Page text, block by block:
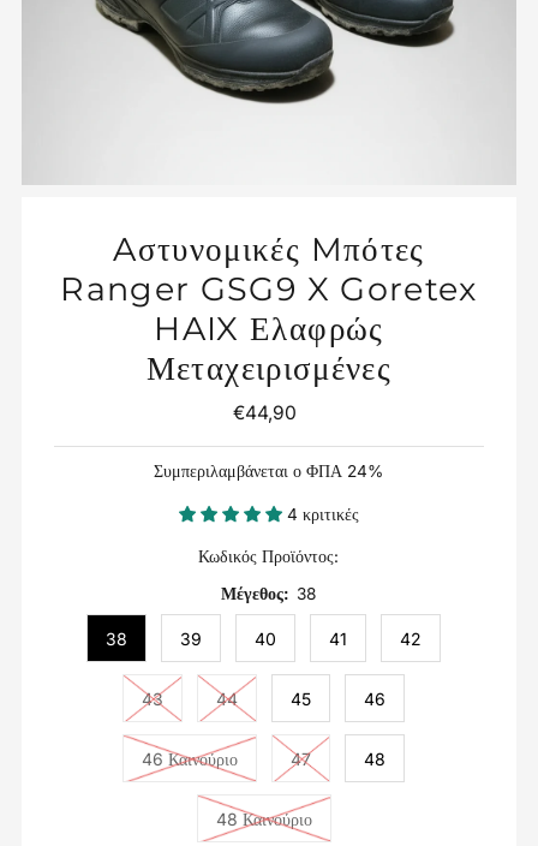
Aστυνομικές Mπότες
Ranger GSG9 X Goretex
HAIX Ελαφρώς
Μεταχειρισμένες
Κανονική
€44,90
Συμπεριλαμβάνεται ο ΦΠΑ 24%
4 κριτικές
Κωδικός Προϊόντος:
Μέγεθος: 38
38 39 40 41 42
43 44 45 46
46 Καινούριο 47 48
48 Καινούριο